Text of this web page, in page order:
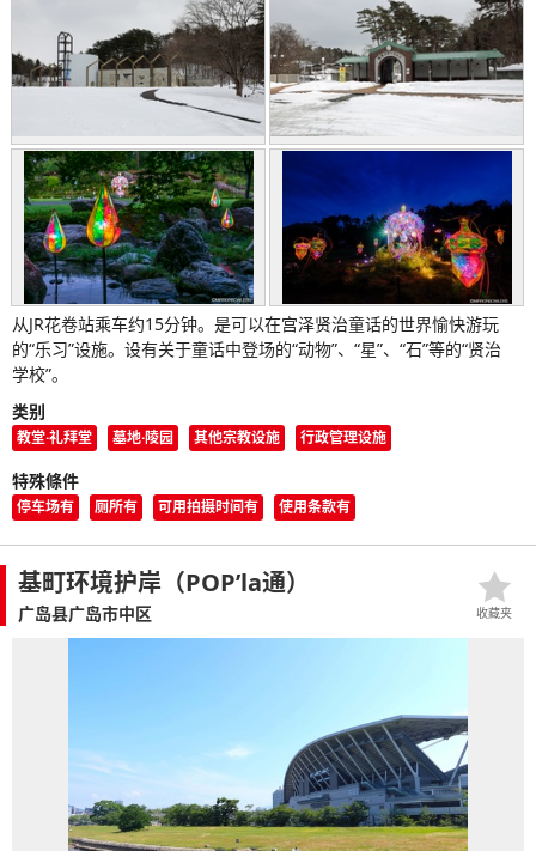
从JR花卷站乘车约15分钟。是可以在宫泽贤治童话的世界愉快游玩
的“乐习”设施。设有关于童话中登场的“动物”、“星”、“石”等的“贤治
学校”。
类别
教堂·礼拜堂 墓地·陵园 其他宗教设施 行政管理设施
特殊條件
停车场有 厕所有 可用拍摄时间有 使用条款有
基町环境护岸（POP’la通）
广岛县广岛市中区 收藏夹